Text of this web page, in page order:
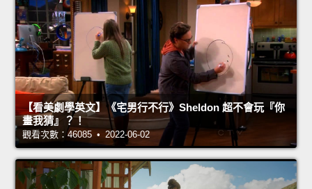
【看美劇學英文】《宅男行不行》Sheldon 超不會玩『你
畫我猜』？！
觀看次數：46085 • 2022-06-02